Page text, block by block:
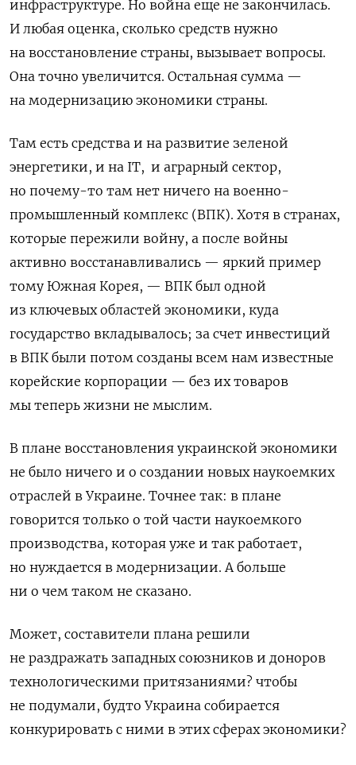
инфраструктуре. Но война еще не закончилась.
И любая оценка, сколько средств нужно
на восстановление страны, вызывает вопросы.
Она точно увеличится. Остальная сумма —
на модернизацию экономики страны.
Там есть средства и на развитие зеленой
энергетики, и на IT, и аграрный сектор,
но почему-то там нет ничего на военно-
промышленный комплекс (ВПК). Хотя в странах,
которые пережили войну, а после войны
активно восстанавливались — яркий пример
тому Южная Корея, — ВПК был одной
из ключевых областей экономики, куда
государство вкладывалось; за счет инвестиций
в ВПК были потом созданы всем нам известные
корейские корпорации — без их товаров
мы теперь жизни не мыслим.
В плане восстановления украинской экономики
не было ничего и о создании новых наукоемких
отраслей в Украине. Точнее так: в плане
говорится только о той части наукоемкого
производства, которая уже и так работает,
но нуждается в модернизации. А больше
ни о чем таком не сказано.
Может, составители плана решили
не раздражать западных союзников и доноров
технологическими притязаниями? чтобы
не подумали, будто Украина собирается
конкурировать с ними в этих сферах экономики?